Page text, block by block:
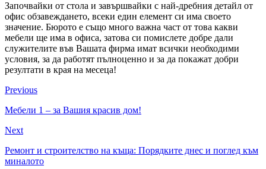
Започвайки от стола и завършвайки с най-дребния детайл от
офис обзавеждането, всеки един елемент си има своето
значение. Бюрото е също много важна част от това какви
мебели ще има в офиса, затова си помислете добре дали
служителите във Вашата фирма имат всички необходими
условия, за да работят пълноценно и за да покажат добри
резултати в края на месеца!
Previous
Мебели 1 – за Вашия красив дом!
Next
Ремонт и строителство на къща: Порядките днес и поглед към
миналото